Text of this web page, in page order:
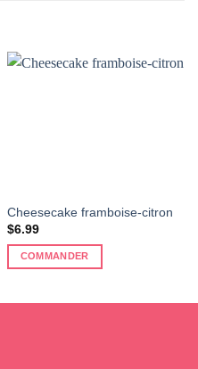
Cheesecake framboise-citron
$6.99
COMMANDER